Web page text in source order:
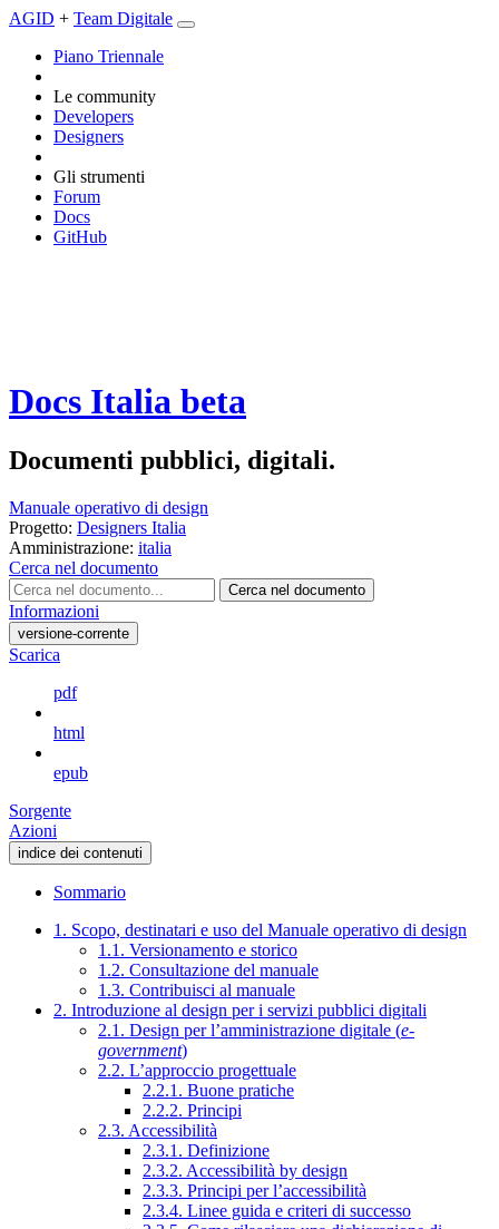
AGID + Team Digitale
Piano Triennale
Le community
Developers
Designers
Gli strumenti
Forum
Docs
GitHub
Docs Italia beta
Documenti pubblici, digitali.
Manuale operativo di design
Progetto: Designers Italia
Amministrazione: italia
Cerca nel documento
Cerca nel documento
Informazioni
versione-corrente
Scarica
pdf
html
epub
Sorgente
Azioni
indice dei contenuti
Sommario
1. Scopo, destinatari e uso del Manuale operativo di design
1.1. Versionamento e storico
1.2. Consultazione del manuale
1.3. Contribuisci al manuale
2. Introduzione al design per i servizi pubblici digitali
2.1. Design per l’amministrazione digitale (e-
government)
2.2. L’approccio progettuale
2.2.1. Buone pratiche
2.2.2. Principi
2.3. Accessibilità
2.3.1. Definizione
2.3.2. Accessibilità by design
2.3.3. Principi per l’accessibilità
2.3.4. Linee guida e criteri di successo